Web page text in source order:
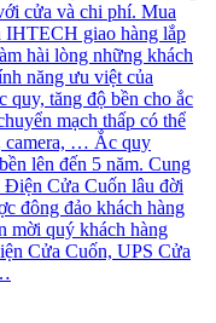
cửa và chi phí. Mua
giao hàng lắp
hài lòng những khách
năng ưu việt của
tăng độ bền cho ắc
mạch thấp có thể
camera, … Ắc quy
lên đến 5 năm. Cung
Cửa Cuốn lâu đời
đông đảo khách hàng
mời quý khách hàng
Cửa Cuốn, UPS Cửa